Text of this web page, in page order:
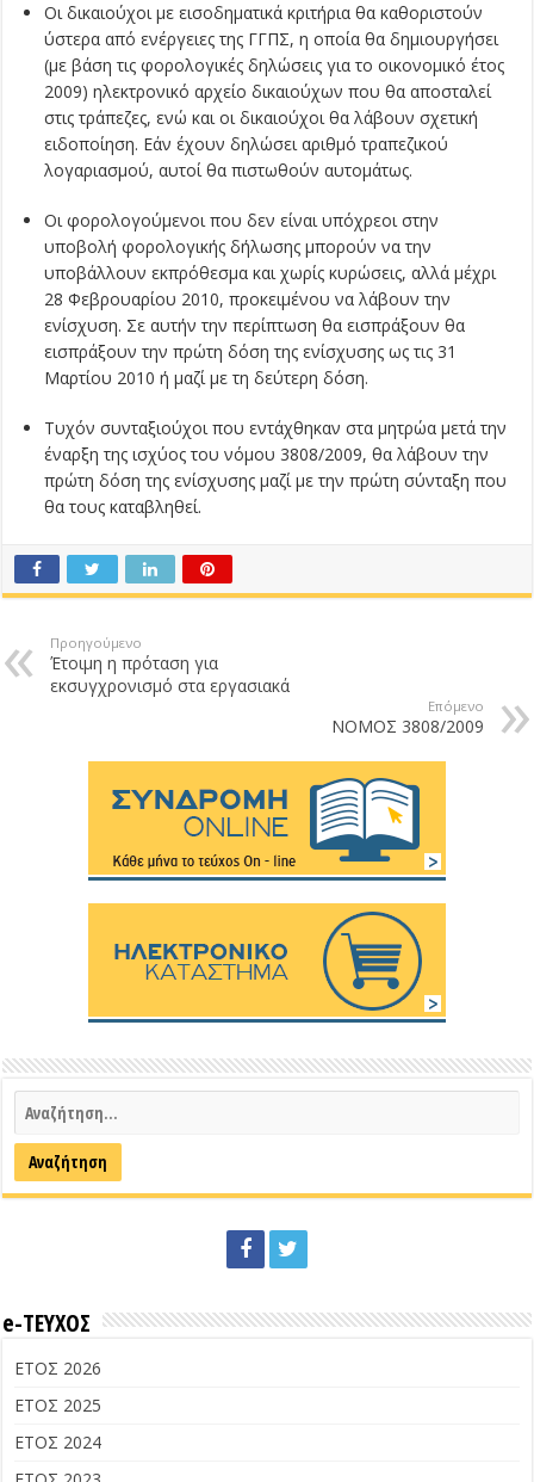
Οι δικαιούχοι με εισοδηματικά κριτήρια θα καθοριστούν
ύστερα από ενέργειες της ΓΓΠΣ, η οποία θα δημιουργήσει
(με βάση τις φορολογικές δηλώσεις για το οικονομικό έτος
2009) ηλεκτρονικό αρχείο δικαιούχων που θα αποσταλεί
στις τράπεζες, ενώ και οι δικαιούχοι θα λάβουν σχετική
ειδοποίηση. Εάν έχουν δηλώσει αριθμό τραπεζικού
λογαριασμού, αυτοί θα πιστωθούν αυτομάτως.
Οι φορολογούμενοι που δεν είναι υπόχρεοι στην
υποβολή φορολογικής δήλωσης μπορούν να την
υποβάλλουν εκπρόθεσμα και χωρίς κυρώσεις, αλλά μέχρι
28 Φεβρουαρίου 2010, προκειμένου να λάβουν την
ενίσχυση. Σε αυτήν την περίπτωση θα εισπράξουν θα
εισπράξουν την πρώτη δόση της ενίσχυσης ως τις 31
Μαρτίου 2010 ή μαζί με τη δεύτερη δόση.
Τυχόν συνταξιούχοι που εντάχθηκαν στα μητρώα μετά την
έναρξη της ισχύος του νόμου 3808/2009, θα λάβουν την
πρώτη δόση της ενίσχυσης μαζί με την πρώτη σύνταξη που
θα τους καταβληθεί.
Προηγούμενο
Έτοιμη η πρόταση για
εκσυγχρονισμό στα εργασιακά
Επόμενο
ΝΟΜΟΣ 3808/2009
e-ΤΕΥΧΟΣ
ΕΤΟΣ 2026
ΕΤΟΣ 2025
ΕΤΟΣ 2024